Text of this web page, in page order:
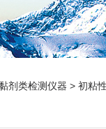
剂类检测仪器 > 初粘